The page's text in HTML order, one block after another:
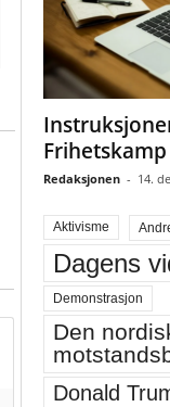
Frihetskamp
Redaksjonen - 14.
Aktivisme
Dagens
Demonstrasjon
Den
Donald